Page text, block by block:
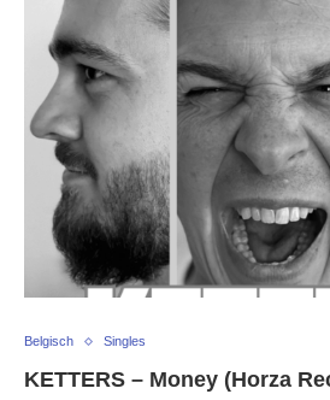
Belgisch Singles
KETTERS – Money (Horza